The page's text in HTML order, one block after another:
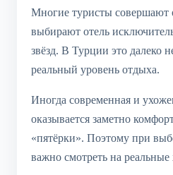
Многие туристы
выбирают отель
звёзд. В Турции это далеко
реальный уровень отдыха.
Иногда современная и
оказывается заметно
«пятёрки». Поэтому при
важно смотреть на реальные